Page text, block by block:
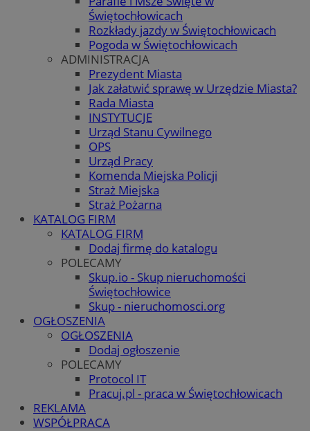
Świętochłowicach
Rozkłady jazdy w Świętochłowicach
Pogoda w Świętochłowicach
ADMINISTRACJA
Prezydent Miasta
Jak załatwić sprawę w Urzędzie Miasta?
Rada Miasta
INSTYTUCJE
Urząd Stanu Cywilnego
OPS
Urząd Pracy
Komenda Miejska Policji
Straż Miejska
Straż Pożarna
KATALOG FIRM
KATALOG FIRM
Dodaj firmę do katalogu
POLECAMY
Skup.io - Skup nieruchomości
Świętochłowice
Skup - nieruchomosci.org
OGŁOSZENIA
OGŁOSZENIA
Dodaj ogłoszenie
POLECAMY
Protocol IT
Pracuj.pl - praca w Świętochłowicach
REKLAMA
WSPÓŁPRACA